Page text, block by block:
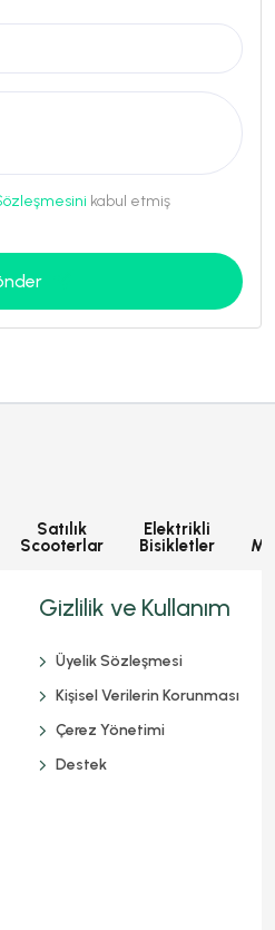
kabul etmiş
Satılık
Scooterlar
Elektrikli
Bisikletler
Gizlilik ve Kullanım
Üyelik Sözleşmesi
Kişisel Verilerin Korunması
Çerez Yönetimi
Destek